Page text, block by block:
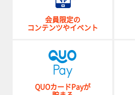
会員限定の
コンテンツやイベント
QUOカードPayが